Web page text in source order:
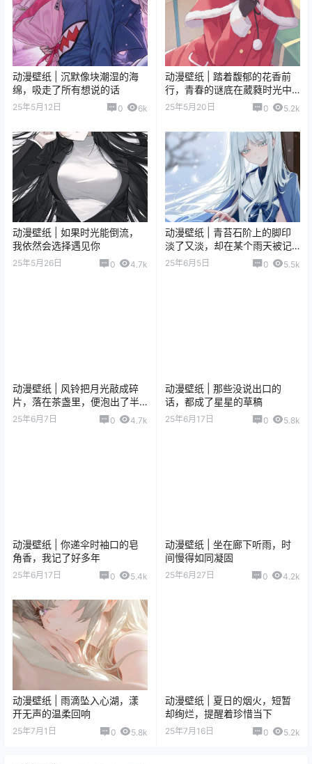
动漫壁纸 | 沉默像块潮湿的海
绵，吸走了所有想说的话
25年5月12日 0 6k
动漫壁纸 | 踏着馥郁的花香前
行，青春的谜底在葳蕤时光中
渐次舒展
25年5月20日 0 5.2k
动漫壁纸 | 如果时光能倒流，
我依然会选择遇见你
25年5月26日 0 4.7k
动漫壁纸 | 青苔石阶上的脚印
淡了又淡，却在某个雨天被记
忆重新洇湿
25年6月5日 0 5.5k
动漫壁纸 | 风铃把月光敲成碎
片，落在茶盏里，便泡出了半
杯星河的清浅
25年6月7日 0 4.7k
动漫壁纸 | 那些没说出口的
话，都成了星星的草稿
25年6月17日 0 5.8k
动漫壁纸 | 你递伞时袖口的皂
角香，我记了好多年
25年6月17日 0 5.4k
动漫壁纸 | 坐在廊下听雨，时
间慢得如同凝固
25年6月27日 0 4.2k
动漫壁纸 | 雨滴坠入心湖，漾
开无声的温柔回响
25年7月1日 0 5.8k
动漫壁纸 | 夏日的烟火，短暂
却绚烂，提醒着珍惜当下
25年7月16日 0 5.2k